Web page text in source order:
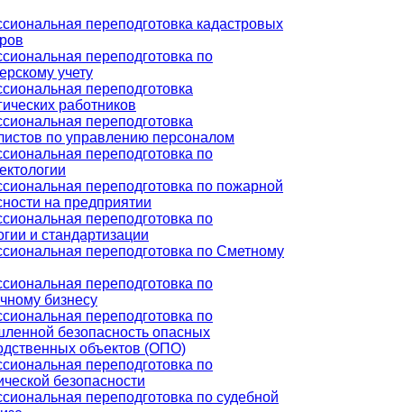
переподготовка кадастровых
переподготовка по
учету
переподготовка
работников
переподготовка
по управлению персоналом
переподготовка по
переподготовка по пожарной
на предприятии
переподготовка по
и стандартизации
переподготовка по Сметному
переподготовка по
бизнесу
переподготовка по
безопасность опасных
объектов (ОПО)
переподготовка по
безопасности
переподготовка по судебной